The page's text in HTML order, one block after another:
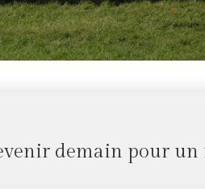
demain pour un